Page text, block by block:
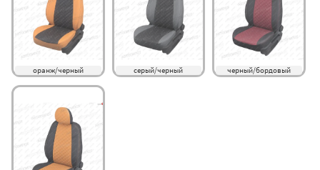
оранж/черный серый/черный черный/бордовый